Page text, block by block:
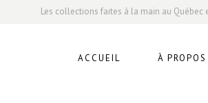
Les collections faites à la main au Québec
ACCUEIL À PROPOS